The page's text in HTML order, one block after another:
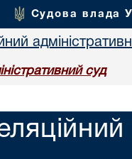
Судова влада
суд